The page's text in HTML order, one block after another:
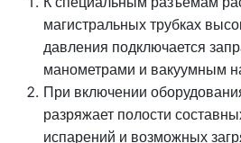
магистральных трубках
давления подключается
манометрами и вакуумным
При включении
разряжает полости
испарений и возможных